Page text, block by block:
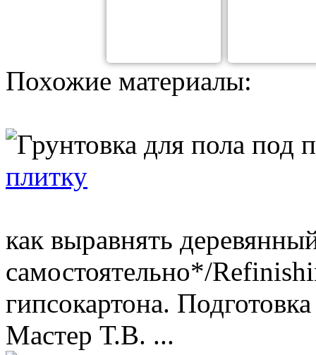
Похожие материалы:
плитку
как выравнять
самостоятельно*/
гипсокартона.
Мастер Т.В. ...